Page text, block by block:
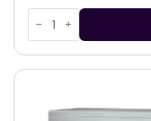
Daikin
multisplit
buitenunit
4MXM80A
aantal